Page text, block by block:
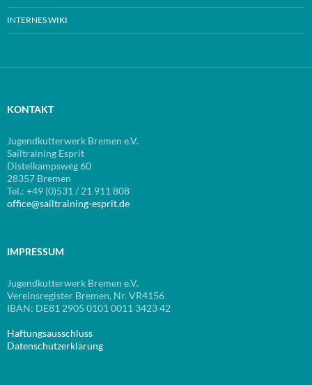
INTERNES WIKI
KONTAKT
Jugendkutterwerk Bremen e.V.
Sailtraining Esprit
Distelkampsweg 60
28357 Bremen
Tel.: +49 (0)531 / 21 911 808
office@sailtraining-esprit.de
IMPRESSUM
Jugendkutterwerk Bremen e.V.
Vereinsregister Bremen, Nr. VR4156
IBAN: DE81 2905 0101 0011 3423 42
Haftungsausschluss
Datenschutzerklärung